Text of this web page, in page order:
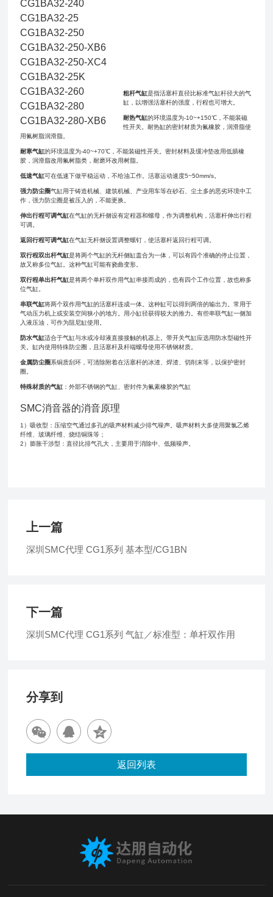
CG1BA32-240
CG1BA32-25
CG1BA32-250
CG1BA32-250-XB6
CG1BA32-250-XC4
CG1BA32-25K
CG1BA32-260
CG1BA32-280
CG1BA32-280-XB6
粗杆气缸是指活塞杆直径比标准气缸杆径大的气
缸，以增强活塞杆的强度，行程也可增大。
耐热气缸的环境温度为-10~+150℃，不能装磁
性开关。耐热缸的密封材质为氟橡胶，润滑脂使
用氟树脂润滑脂。
耐寒气缸的环境温度为-40~+70℃，不能装磁性开关。密封材料及缓冲垫改用低腈橡
胶，润滑脂改用氟树脂类，耐磨环改用树脂。
低速气缸可在低速下做平稳运动，不给油工作。活塞运动速度5~50mm/s。
强力防尘圈气缸用于铸造机械、建筑机械、产业用车等在砂石、尘土多的恶劣环境中工
作，强力防尘圈是被压入的，不能更换。
伸出行程可调气缸在气缸的无杆侧设有定程器和螺母，作为调整机构，活塞杆伸出行程
可调。
返回行程可调气缸在气缸无杆侧设置调整螺钉，使活塞杆返回行程可调。
双行程双出杆气缸是将两个气缸的无杆侧缸盖合为一体，可以有四个准确的停止位置，
故又称多位气缸。这种气缸可能有挠曲变形。
双行程单出杆气缸是将两个单杆双作用气缸串接而成的，也有四个工作位置，故也称多
位气缸。
串联气缸将两个双作用气缸的活塞杆连成一体。这种缸可以得到两倍的输出力。常用于
气动压力机上或安装空间狭小的地方。用小缸径获得较大的推力。有些串联气缸一侧加
入液压油，可作为阻尼缸使用。
防水气缸适合于气缸与水或冷却液直接接触的机器上。带开关气缸应选用防水型磁性开
关。缸内使用特殊防尘圈，且活塞杆及杆端螺母使用不锈钢材质。
金属防尘圈系铜质刮环，可清除附着在活塞杆的冰渣、焊渣、切削末等，以保护密封
圈。
特殊材质的气缸 ：外部不锈钢的气缸、密封件为氟素橡胶的气缸
SMC消音器的消音原理
1）吸收型：压缩空气通过多孔的吸声材料减少排气噪声。吸声材料大多使用聚氯乙烯
纤维、玻璃纤维、烧结铜珠等；
2）膨胀干涉型：直径比排气孔大，主要用于消除中、低频噪声。
上一篇
深圳SMC代理 CG1系列 基本型/CG1BN
下一篇
深圳SMC代理 CG1系列 气缸／标准型：单杆双作用
分享到
返回列表